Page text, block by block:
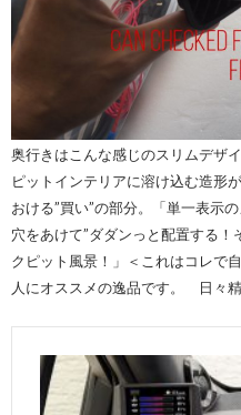
奥行きはこんな感じのスリムデザ
ピットインテリアに溶け込む造形
おける”買い”の部分。「単一表示
穴をあけて”ダダンっと配置する
クピット風景！」＜これはコレで
人にオススメの逸品です。 日々